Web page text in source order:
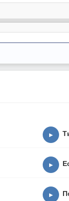
▶
▶
▶